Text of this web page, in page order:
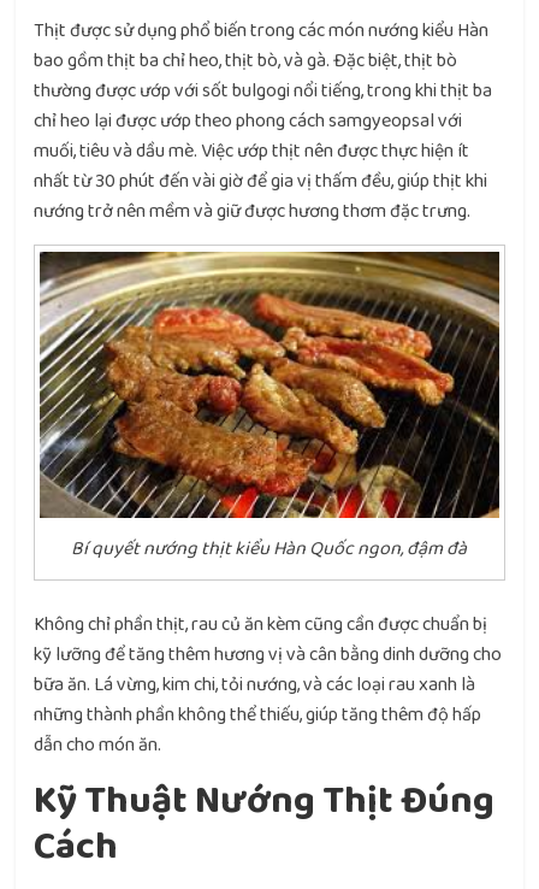
Thịt được sử dụng phổ biến trong các món nướng kiểu Hàn
bao gồm thịt ba chỉ heo, thịt bò, và gà. Đặc biệt, thịt bò
thường được ướp với sốt bulgogi nổi tiếng, trong khi thịt ba
chỉ heo lại được ướp theo phong cách samgyeopsal với
muối, tiêu và dầu mè. Việc ướp thịt nên được thực hiện ít
nhất từ 30 phút đến vài giờ để gia vị thấm đều, giúp thịt khi
nướng trở nên mềm và giữ được hương thơm đặc trưng.
Bí quyết nướng thịt kiểu Hàn Quốc ngon, đậm đà
Không chỉ phần thịt, rau củ ăn kèm cũng cần được chuẩn bị
kỹ lưỡng để tăng thêm hương vị và cân bằng dinh dưỡng cho
bữa ăn. Lá vừng, kim chi, tỏi nướng, và các loại rau xanh là
những thành phần không thể thiếu, giúp tăng thêm độ hấp
dẫn cho món ăn.
Kỹ Thuật Nướng Thịt Đúng
Cách